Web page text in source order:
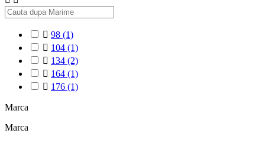
 98 (1)
 104 (1)
 134 (2)
 164 (1)
 176 (1)
Marca
Marca